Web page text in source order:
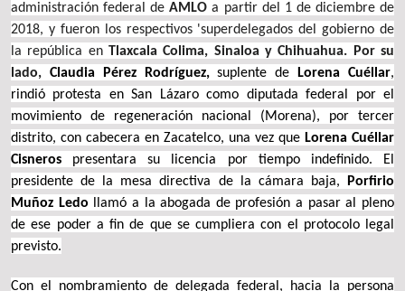
administración federal deAMLO a partir del 1 de diciembre de
2018, y fueron
los respectivos 'superdelegados del gobierno de
la república en Tlaxcala Colima, Sinaloa y Chihuahua. Por su
lado, Claudia Pérez Rodríguez,suplente de Lorena Cuéllar,
rindió protesta en San Lázaro como diputada federal por el
movimiento de regeneración nacional (Morena), por tercer
distrito, con cabecera en Zacatelco, una vez que Lorena Cuéllar
Cisneros presentara su licencia por tiempo indefinido. El
presidente de la mesa directiva de la cámara baja,
Porfirio
Muñoz Ledo llamó a la abogada de profesión a pasar al pleno
de ese poder a fin de que se cumpliera con el protocolo legal
previsto.
Con el nombramiento de delegada federal, hacia la persona